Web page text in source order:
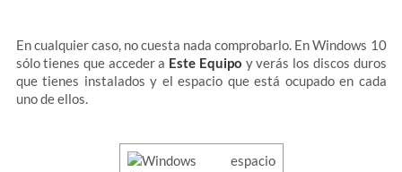
En cualquier caso, no cuesta nada comprobarlo. En Windows 10
sólo tienes que acceder a Este Equipo y verás los discos duros
que tienes instalados y el espacio que está ocupado en cada
uno de ellos.